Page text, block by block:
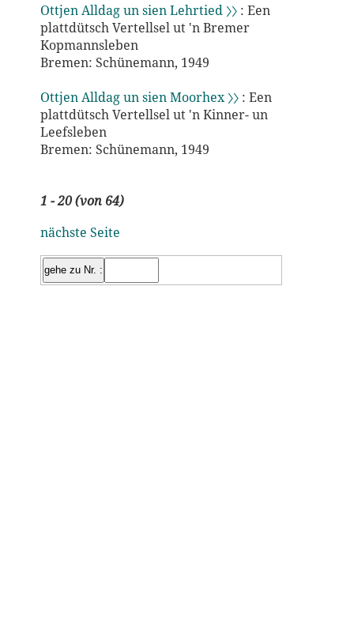
Ottjen Alldag un sien Lehrtied 〉〉: Een
plattdütsch Vertellsel ut 'n Bremer
Kopmannsleben
Bremen: Schünemann, 1949
Ottjen Alldag un sien Moorhex 〉〉: Een
plattdütsch Vertellsel ut 'n Kinner- un
Leefsleben
Bremen: Schünemann, 1949
1 - 20 (von 64)
nächste Seite